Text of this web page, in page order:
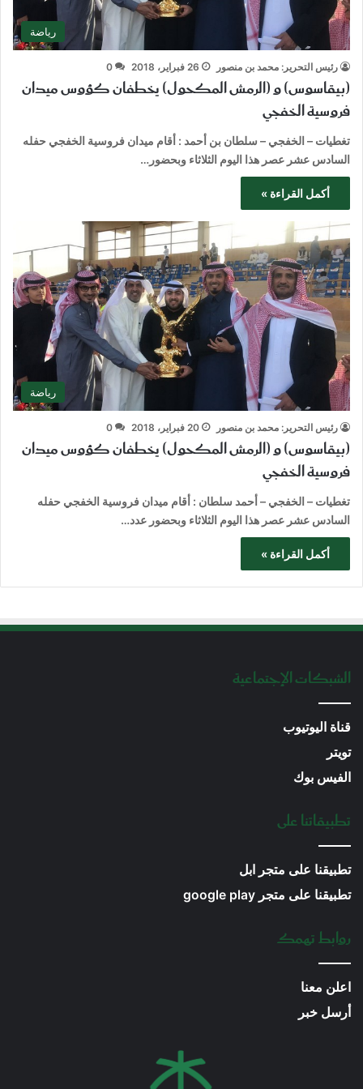
رياضة
رئيس التحرير: محمد بن منصور 26 فبراير، 2018 0
(بيقاسوس) و (الرمش المكحول) يخطفان كؤوس ميدان
فروسية الخفجي
تغطيات – الخفجي – سلطان بن أحمد : أقام ميدان فروسية الخفجي حفله
السادس عشر عصر هذا اليوم الثلاثاء وبحضور…
أكمل القراءة »
رياضة
رئيس التحرير: محمد بن منصور 20 فبراير، 2018 0
(بيقاسوس) و (الرمش المكحول) يخطفان كؤوس ميدان
فروسية الخفجي
تغطيات – الخفجي – أحمد سلطان : أقام ميدان فروسية الخفجي حفله
السادس عشر عصر هذا اليوم الثلاثاء وبحضور عدد…
أكمل القراءة »
الشبكات الإجتماعية
قناة اليوتيوب
تويتر
الفيس بوك
تطبيقاتنا على
تطبيقنا على متجر ابل
تطبيقنا على متجر google play
روابط تهمك
اعلن معنا
أرسل خبر